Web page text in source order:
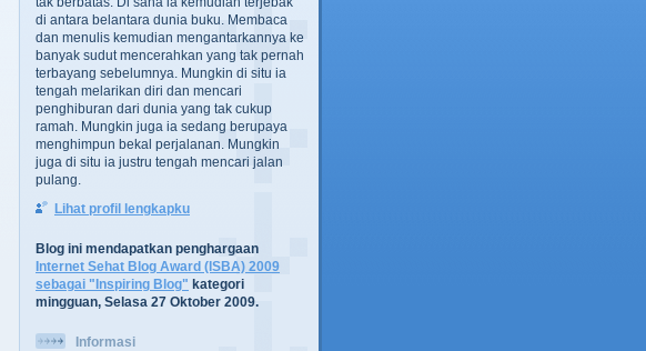
di antara belantara dunia buku. Membaca
dan menulis kemudian mengantarkannya ke
banyak sudut mencerahkan yang tak pernah
terbayang sebelumnya. Mungkin di situ ia
tengah melarikan diri dan mencari
penghiburan dari dunia yang tak cukup
ramah. Mungkin juga ia sedang berupaya
menghimpun bekal perjalanan. Mungkin
juga di situ ia justru tengah mencari jalan
pulang.
Lihat profil lengkapku
Blog ini mendapatkan penghargaan
Internet Sehat Blog Award (ISBA) 2009
sebagai "Inspiring Blog" kategori
mingguan, Selasa 27 Oktober 2009.
Informasi